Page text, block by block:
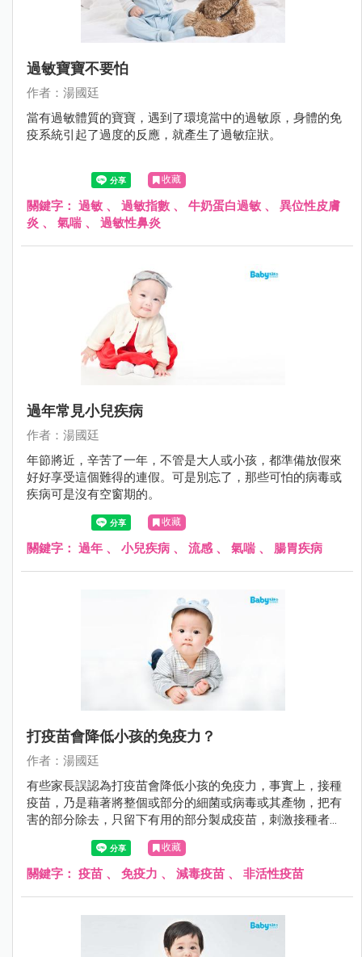
過敏寶寶不要怕
作者：湯國廷
當有過敏體質的寶寶，遇到了環境當中的過敏原，身體的免
疫系統引起了過度的反應，就產生了過敏症狀。
收藏
關鍵字： 過敏 、 過敏指數 、 牛奶蛋白過敏 、 異位性皮膚
炎 、 氣喘、 過敏性鼻炎
過年常見小兒疾病
作者：湯國廷
年節將近，辛苦了一年，不管是大人或小孩，都準備放假來
好好享受這個難得的連假。可是別忘了，那些可怕的病毒或
疾病可是沒有空窗期的。
收藏
關鍵字： 過年 、 小兒疾病 、 流感 、 氣喘、 腸胃疾病
打疫苗會降低小孩的免疫力？
作者：湯國廷
有些家長誤認為打疫苗會降低小孩的免疫力，事實上，接種
疫苗，乃是藉著將整個或部分的細菌或病毒或其產物，把有
害的部分除去，只留下有用的部分製成疫苗，刺激接種者的
免疫系統，使接種者自己能產生危險性低卻類似自染感染的
免疫反應，也就是產生保護力（主動免疫）。 不可否認的，
預防重於治療。尤其對於傳染病，注射疫苗是抵抗傳染病最
收藏
關鍵字： 疫苗 、 免疫力 、 減毒疫苗 、 非活性疫苗